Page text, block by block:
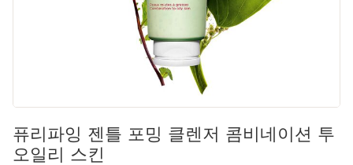
퓨리파잉 젠틀 포밍 클렌저 콤비네이션 투
오일리 스킨